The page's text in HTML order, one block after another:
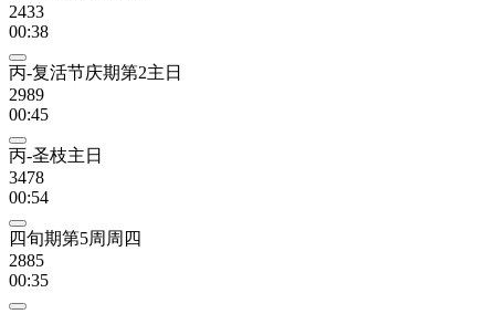
2433
00:38
丙-复活节庆期第2主日
2989
00:45
丙-圣枝主日
3478
00:54
四旬期第5周周四
2885
00:35